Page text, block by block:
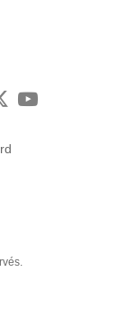
TwitterYouTube